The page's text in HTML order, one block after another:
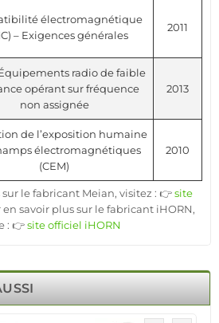
électromagnétique
– Exigences générales
2011
radio de faible
opérant sur fréquence
non assignée
2013
de l’exposition humaine
électromagnétiques
(CEM)
2010
le fabricant Meian, visitez : 👉site
en savoir plus sur le fabricant iHORN,
: 👉site officiel iHORN